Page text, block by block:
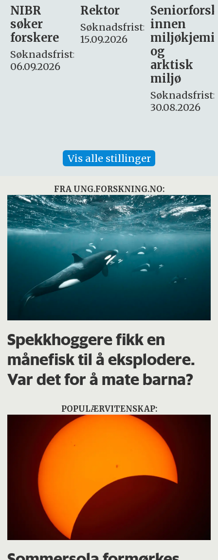
Rektor
Søknadsfrist:
15.09.2026
Seniorforsker
innen
miljøkjemi
søker
– fast
Søknadsfrist:
16. august.
Vis alle stillinger
FRA UNG.FORSKNING.NO:
Spekkhoggere fikk en
månefisk til å eksplodere.
Var det for å mate barna?
POPULÆRVITENSKAP: